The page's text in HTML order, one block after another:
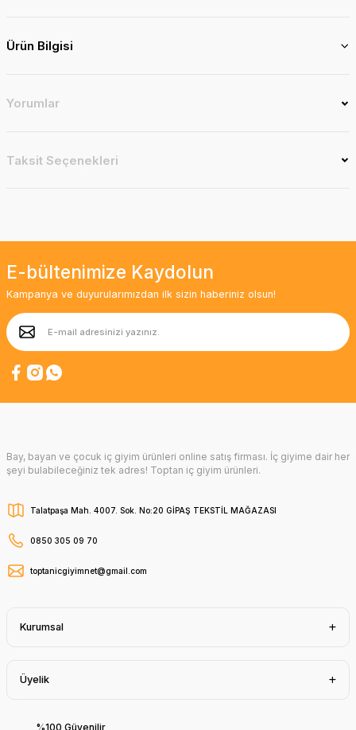
Ürün Bilgisi
Yorumlar
Taksit Seçenekleri
E-bültenimize Kaydolun
Kampanya ve duyurularımızdan ilk sizin haberiniz olsun!
Bay, bayan ve çocuk iç giyim ürünleri online satış firması. İç giyime dair her
şeyi bulabileceğiniz tek adres! Toptan iç giyim ürünleri.
Talatpaşa Mah. 4007. Sok. No:20 GİPAŞ TEKSTİL MAĞAZASI
0850 305 09 70
toptanicgiyimnet@gmail.com
Kurumsal
Üyelik
%100 Güvenilir